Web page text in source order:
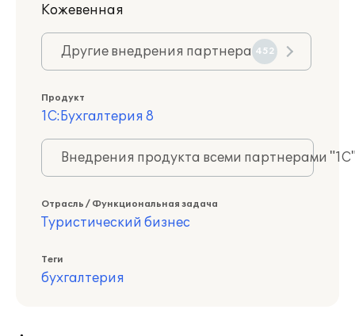
Кожевенная
Другие внедрения партнера 452
Продукт
1С:Бухгалтерия 8
Внедрения продукта всеми партнерами
Отрасль / Функциональная задача
Туристический бизнес
Теги
бухгалтерия